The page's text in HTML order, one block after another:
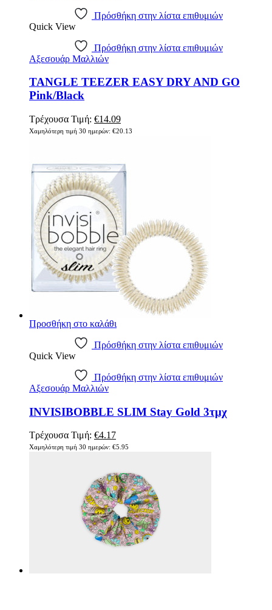
Πρόσθήκη στην λίστα επιθυμιών
Quick View
Πρόσθήκη στην λίστα επιθυμιών
Αξεσουάρ Μαλλιών
TANGLE TEEZER EASY DRY AND GO
Pink/Black
Τρέχουσα Τιμή: €14.09
Χαμηλότερη τιμή 30 ημερών: €20.13
Προσθήκη στο καλάθι
Πρόσθήκη στην λίστα επιθυμιών
Quick View
Πρόσθήκη στην λίστα επιθυμιών
Αξεσουάρ Μαλλιών
INVISIBOBBLE SLIM Stay Gold 3τμχ
Τρέχουσα Τιμή: €4.17
Χαμηλότερη τιμή 30 ημερών: €5.95